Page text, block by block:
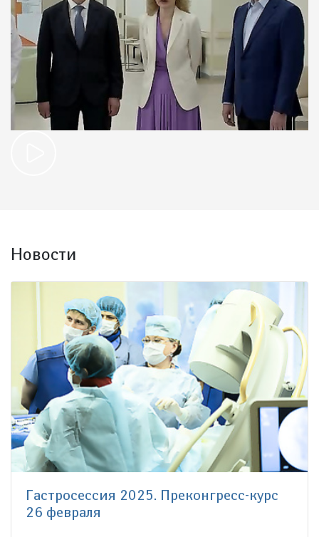
Новости
Гастросессия 2025. Преконгресс-курс
26 февраля